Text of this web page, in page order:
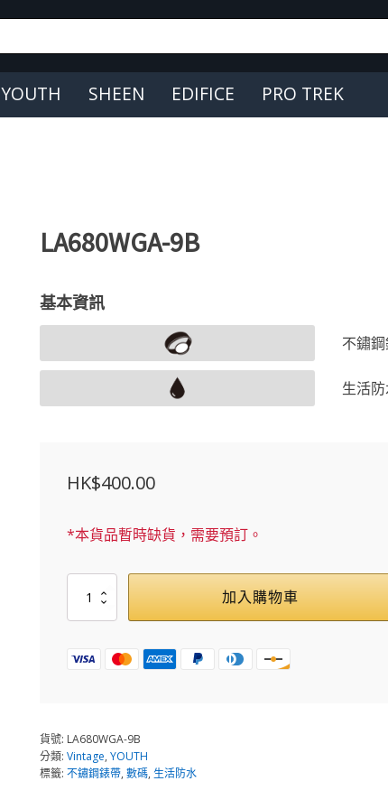
YOUTH SHEEN EDIFICE PRO TREK
LA680WGA-9B
基本資訊
不鏽
生活
HK$400.00
*本貨品暫時缺貨，需要預訂。
LA680WGA-
數
加入購物車
貨號: LA680WGA-9B
分類: Vintage, YOUTH
標籤: 不鏽鋼錶帶, 數碼, 生活防水